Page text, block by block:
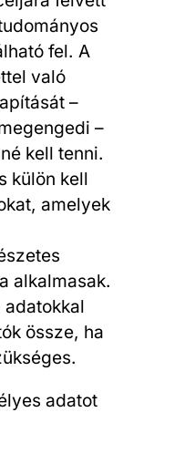
fel. A
való
–
–
kell tenni.
külön kell
amelyek
alkalmasak.
adatokkal
össze, ha
adatot